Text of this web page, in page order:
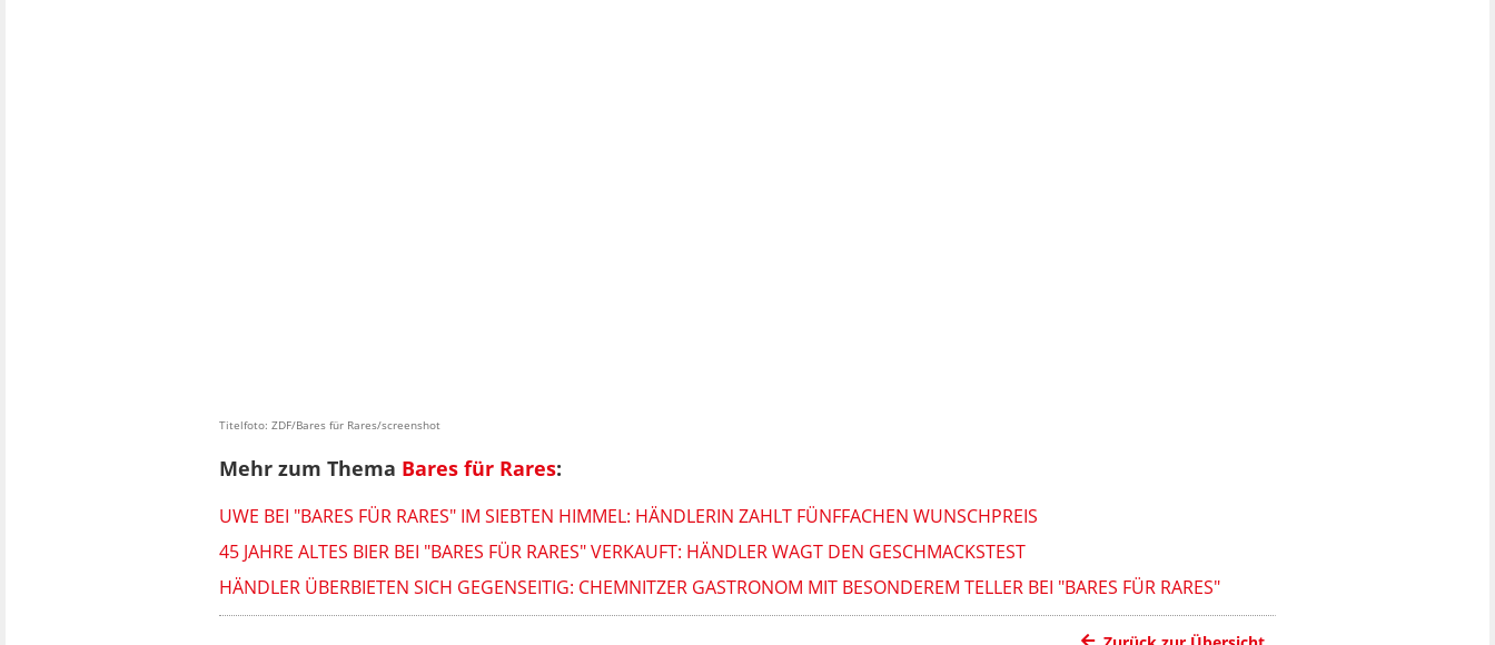
Titelfoto: ZDF/Bares für Rares/screenshot
Mehr zum Thema Bares für Rares:
UWE BEI "BARES FÜR RARES" IM SIEBTEN HIMMEL: HÄNDLERIN ZAHLT FÜNFFACHEN WUNSCHPREIS
45 JAHRE ALTES BIER BEI "BARES FÜR RARES" VERKAUFT: HÄNDLER WAGT DEN GESCHMACKSTEST
HÄNDLER ÜBERBIETEN SICH GEGENSEITIG: CHEMNITZER GASTRONOM MIT BESONDEREM TELLER BEI "BARES FÜR RARES"